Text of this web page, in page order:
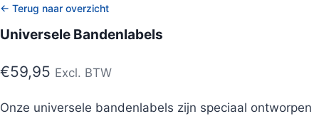
← Terug naar overzicht
Universele Bandenlabels
€59,95 Excl. BTW
Onze universele bandenlabels zijn speciaal ontworpen